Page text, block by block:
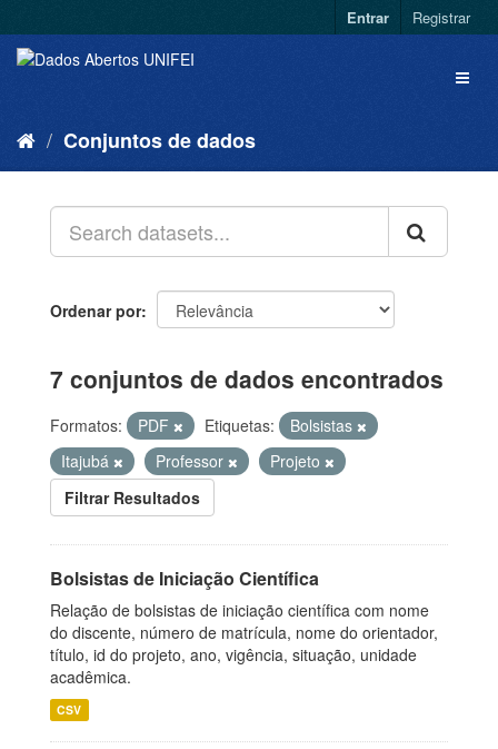
Entrar Registrar
Conjuntos de dados
Ordenar por
7 conjuntos de dados encontrados
Formatos: PDF Etiquetas:
Bolsistas
Itajubá
Professor
Projeto
Filtrar Resultados
Bolsistas de Iniciação Científica
Relação de bolsistas de iniciação científica com nome
do discente, número de matrícula, nome do orientador,
título, id do projeto, ano, vigência, situação, unidade
acadêmica.
CSV